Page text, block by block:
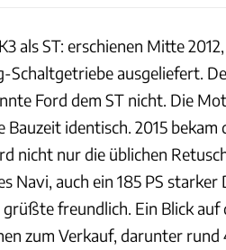
als ST: erschienen Mitte
Schaltgetriebe ausgeliefert.
Ford dem ST nicht. Die
identisch. 2015 bekam
nicht nur die üblichen
Navi, auch ein 185 PS
freundlich. Ein Blick
zum Verkauf, darunter